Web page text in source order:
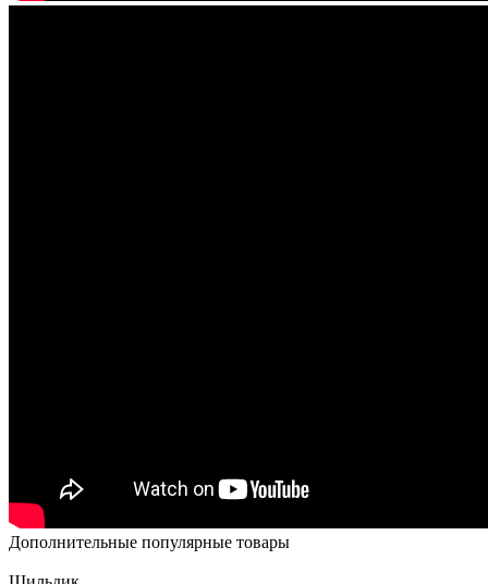
Дополнительные популярные товары